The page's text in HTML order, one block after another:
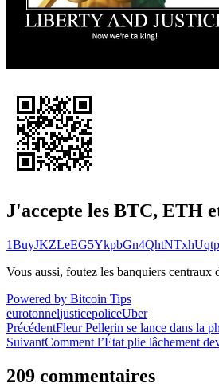
J'accepte les BTC, ETH
Vous aussi, foutez les banquiers
Powered by Bitcoin Tips
eurotonneljusticepoliceUber
Navigation
de
l’article
PrécédentFleur Pellerin se lance dans la
SuivantComment l’État plie lâchement
209 commentaires